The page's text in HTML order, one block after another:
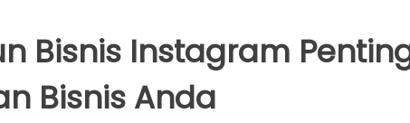
Bisnis Instagram
Bisnis Anda